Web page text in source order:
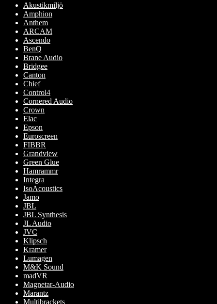
Akustikmiljö
Amphion
Anthem
ARCAM
Ascendo
BenQ
Brane Audio
Bridgee
Canton
Chief
Control4
Cornered Audio
Crown
Elac
Epson
Euroscreen
FIBBR
Grandview
Green Glue
Hamrammr
Integra
IsoAcoustics
Jamo
JBL
JBL Synthesis
JL Audio
JVC
Klipsch
Kramer
Lumagen
M&K Sound
madVR
Magnetar-Audio
Marantz
Multibrackets